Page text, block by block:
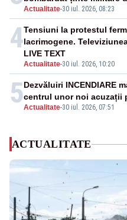
Actualitate-30 iul. 2026, 08:23
4
Actualitate-30 iul. 2026, 10:20
Tensiuni la protestul
lacrimogene.
LIVE TEXT
5Actualitate-30 iul. 2026, 07:51
Dezvăluiri INCENDIARE
centrul unor noi acuzații
ACTUALITATE